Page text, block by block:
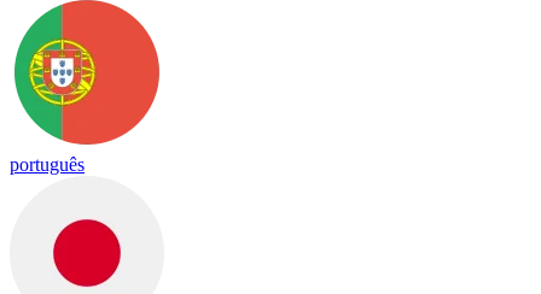
português